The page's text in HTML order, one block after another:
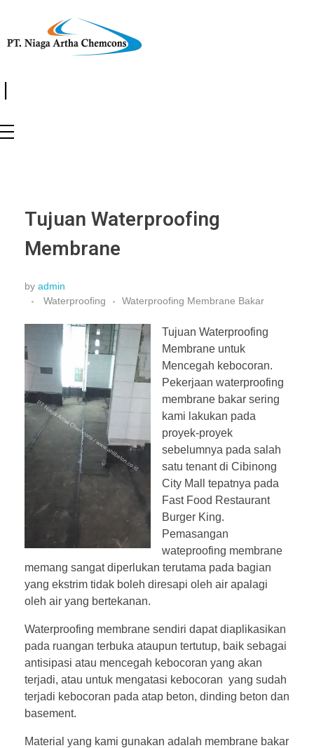
|
Tujuan Waterproofing
Membrane
by admin
Waterproofing
Waterproofing Membrane Bakar
Tujuan Waterproofing
Membrane untuk
Mencegah kebocoran.
Pekerjaan waterproofing
membrane bakar sering
kami lakukan pada
proyek-proyek
sebelumnya pada salah
satu tenant di Cibinong
City Mall tepatnya pada
Fast Food Restaurant
Burger King.
Pemasangan
wateproofing membrane
memang sangat diperlukan terutama pada bagian
yang ekstrim tidak boleh diresapi oleh air apalagi
oleh air yang bertekanan.
Waterproofing membrane sendiri dapat diaplikasikan
pada ruangan terbuka ataupun tertutup, baik sebagai
antisipasi atau mencegah kebocoran yang akan
terjadi, atau untuk mengatasi kebocoran yang sudah
terjadi kebocoran pada atap beton, dinding beton dan
basement.
Material yang kami gunakan adalah membrane bakar